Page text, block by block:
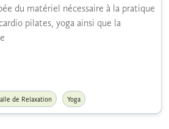
du matériel nécessaire à la pratique
pilates, yoga ainsi que la
de Relaxation Yoga